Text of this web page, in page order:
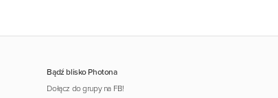
Bądź blisko Photona
Dołącz do grupy na FB!